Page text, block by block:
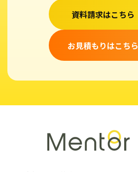
資料請求はこちら
お見積もりはこちら